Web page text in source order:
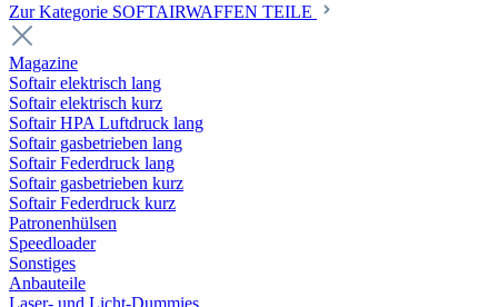
Zur Kategorie SOFTAIRWAFFEN TEILE
Magazine
Softair elektrisch lang
Softair elektrisch kurz
Softair HPA Luftdruck lang
Softair gasbetrieben lang
Softair Federdruck lang
Softair gasbetrieben kurz
Softair Federdruck kurz
Patronenhülsen
Speedloader
Sonstiges
Anbauteile
Laser- und Licht-Dummies